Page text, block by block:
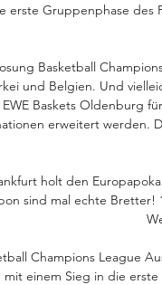
erste Gruppenphase des
Basketball
und Belgien. Und
EWE Baskets Oldenburg
erweitert werden.
holt den
sind mal echte
Champions League
mit einem Sieg in die